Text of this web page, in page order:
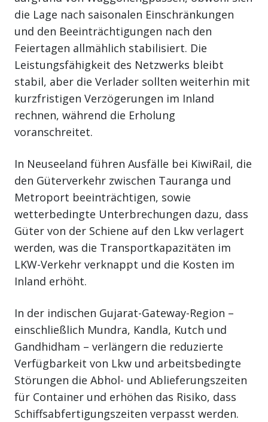
die Lage nach saisonalen Einschränkungen
und den Beeinträchtigungen nach den
Feiertagen allmählich stabilisiert. Die
Leistungsfähigkeit des Netzwerks bleibt
stabil, aber die Verlader sollten weiterhin mit
kurzfristigen Verzögerungen im Inland
rechnen, während die Erholung
voranschreitet.
In Neuseeland führen Ausfälle bei KiwiRail, die
den Güterverkehr zwischen Tauranga und
Metroport beeinträchtigen, sowie
wetterbedingte Unterbrechungen dazu, dass
Güter von der Schiene auf den Lkw verlagert
werden, was die Transportkapazitäten im
LKW-Verkehr verknappt und die Kosten im
Inland erhöht.
In der indischen Gujarat-Gateway-Region –
einschließlich Mundra, Kandla, Kutch und
Gandhidham – verlängern die reduzierte
Verfügbarkeit von Lkw und arbeitsbedingte
Störungen die Abhol- und Ablieferungszeiten
für Container und erhöhen das Risiko, dass
Schiffsabfertigungszeiten verpasst werden.